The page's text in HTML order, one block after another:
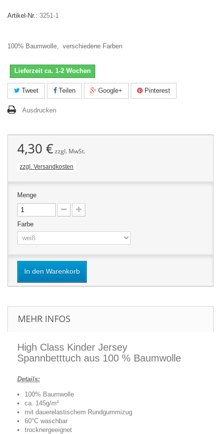
Artikel-Nr.: 3251-1
100% Baumwolle, verschiedene Farben
Lieferzeit ca. 1-2 Wochen
Tweet Teilen Google+ Pinterest
Ausdrucken
4,30 €zzgl. MwSt.
zzgl. Versandkosten
Menge
Farbe
In den Warenkorb
MEHR INFOS
High Class Kinder Jersey
Spannbetttuch aus 100 % Baumwolle
Details:
100% Baumwolle
ca. 145g/m²
mit dauerelastischem Rundgummizug
60°C waschbar
trocknergeeignet